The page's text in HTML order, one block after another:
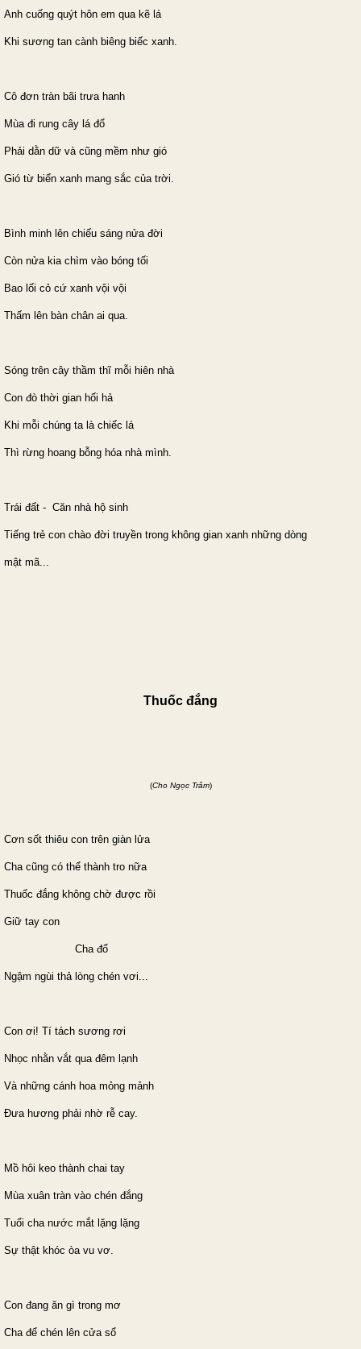
Anh cuống quýt hôn em qua kẽ lá
Khi sương tan cành biêng biếc xanh.
Cô đơn tràn bãi trưa hanh
Mùa đi rung cây lá đổ
Phải dằn dữ và cũng mềm như gió
Gió từ biển xanh mang sắc của trời.
Bình minh lên chiếu sáng nửa đời
Còn nửa kia chìm vào bóng tối
Bao lối cỏ cứ xanh vội vội
Thấm lên bàn chân ai qua.
Sóng trên cây thầm thĩ mỗi hiên nhà
Con đò thời gian hối hả
Khi mỗi chúng ta là chiếc lá
Thì rừng hoang bỗng hóa nhà mình.
Trái đất - Căn nhà hộ sinh
Tiếng trẻ con chào đời truyền trong không gian xanh những dòng
mật mã...
Thuốc đắng
(Cho Ngọc Trâm)
Cơn sốt thiêu con trên giàn lửa
Cha cũng có thể thành tro nữa
Thuốc đắng không chờ được rồi
Giữ tay con
Cha đổ
Ngậm ngùi thả lòng chén vơi...
Con ơi! Tí tách sương rơi
Nhọc nhằn vắt qua đêm lạnh
Và những cánh hoa mỏng mảnh
Đưa hương phải nhờ rễ cay.
Mồ hôi keo thành chai tay
Mùa xuân tràn vào chén đắng
Tuổi cha nước mắt lặng lặng
Sự thật khóc òa vu vơ.
Con đang ăn gì trong mơ
Cha để chén lên cửa sổ